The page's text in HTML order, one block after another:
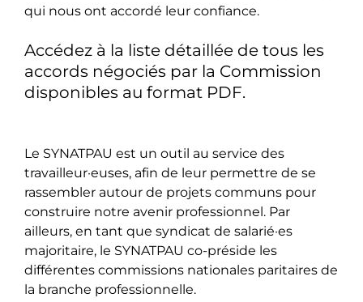
qui nous ont accordé leur confiance.
Accédez à la liste détaillée de tous les
accords négociés par la Commission
disponibles au format PDF.
Le SYNATPAU est un outil au service des
travailleur·euses, afin de leur permettre de se
rassembler autour de projets communs pour
construire notre avenir professionnel. Par
ailleurs, en tant que syndicat de salarié·es
majoritaire, le SYNATPAU co-préside les
différentes commissions nationales paritaires de
la branche professionnelle.